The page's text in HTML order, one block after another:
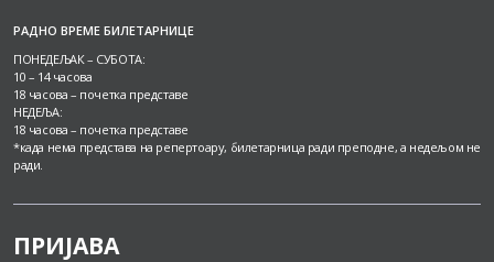
РАДНО ВРЕМЕ БИЛЕТАРНИЦЕ
ПОНЕДЕЉАК – СУБОТА:
10 – 14 часова
18 часова – почетка представе
НЕДЕЉА:
18 часова – почетка представе
*када нема представа на репертоару, билетарница ради преподне, а недељом не
ради.
ПРИЈАВА